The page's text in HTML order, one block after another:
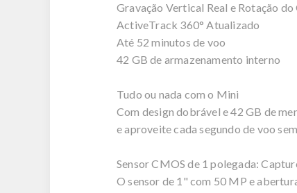
Gravação Vertical Real e Rotação
ActiveTrack 360° Atualizado
Até 52 minutos de voo
42 GB de armazenamento interno
Tudo ou nada com o Mini
Com design dobrável e 42 GB de
e aproveite cada segundo de voo
Sensor CMOS de 1 polegada:
O sensor de 1" com 50 MP e